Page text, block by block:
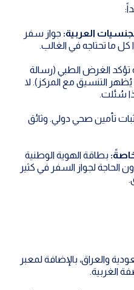
العربية: جواز سفر
تؤكد الغرض الطبي (رسالة
التنسيق مع المركز). لا
سُئلت.
تأمين صحي دولي. وثائق
بطاقة الهوية الوطنية
الحاجة لجواز السفر في كثير
والعراق، بالإضافة لمعبر
الغربية.